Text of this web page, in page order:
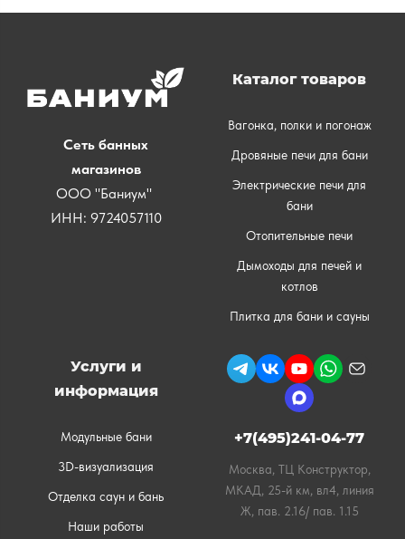
Сеть банных
магазинов
ООО "Баниум"
ИНН: 9724057110
Каталог товаров
Вагонка, полки и погонаж
Дровяные печи для бани
Электрические печи для
бани
Отопительные печи
Дымоходы для печей и
котлов
Плитка для бани и сауны
Услуги и
информация
Модульные бани
3D-визуализация
Отделка саун и бань
Наши работы
+7(495)241-04-77
Москва, ТЦ Конструктор,
МКАД, 25-й км, вл4, линия
Ж, пав. 2.16/ пав. 1.15